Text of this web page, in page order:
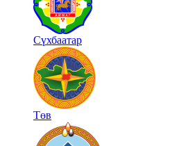
Сүхбаатар
Төв